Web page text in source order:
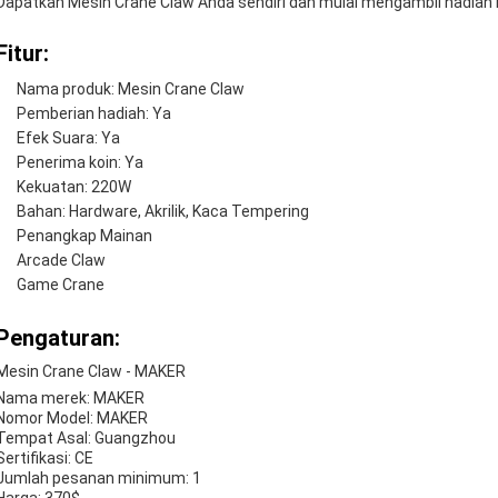
Nama produk: Mesin Crane Claw
Pemberian hadiah: Ya
Efek Suara: Ya
Penerima koin: Ya
Kekuatan: 220W
Bahan: Hardware, Akrilik, Kaca Tempering
Penangkap Mainan
Arcade Claw
Game Crane
Crane Claw - MAKER
merek: MAKER
Model: MAKER
Asal: Guangzhou
CE
pesanan minimum: 1